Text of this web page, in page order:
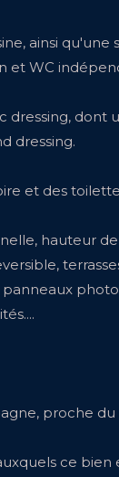
ainsi qu'une
et WC
dressing, dont
dressing.
et des
hauteur
proche
ce bien